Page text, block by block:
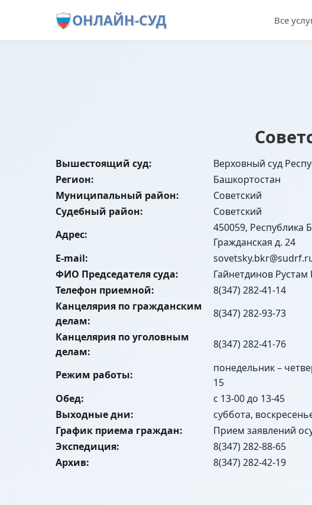
ОНЛАЙН-СУД Все
Вышестоящий суд:
Верховный суд
Регион:
Башкортостан
Муниципальный район:
Советский
Судебный район:
Советский
Адрес:
450059, Республика
Гражданская д. 24
E-mail:
ФИО Председателя суда:
Гайнетдинов Рустам
Телефон приемной:
8(347) 282-41-14
Канцелярия по гражданским
делам:
8(347) 282-93-73
Канцелярия по уголовным
делам:
8(347) 282-41-76
Режим работы:
понедельник –
15
Обед:
с 13-00 до 13-45
Выходные дни:
суббота,
График приема граждан:
Прием заявлений
Экспедиция:
8(347) 282-88-65
Архив:
8(347) 282-42-19